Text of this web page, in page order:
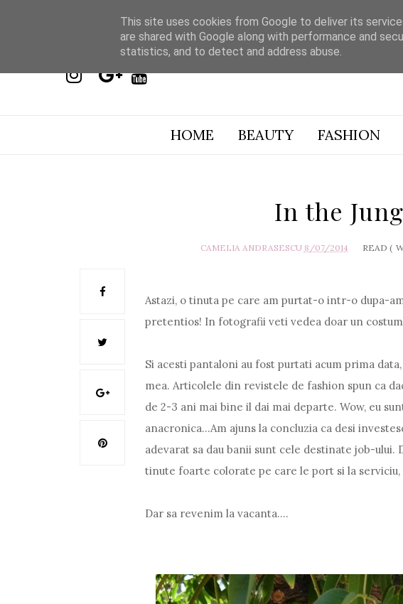
HOME BEAUTY FASHION
In the
CAMELIA ANDRASESCU 8/07/2014 READ (
Astazi, o tinuta pe care am purtat-o intr-o dupa-
pretentios! In fotografii veti vedea doar un
Si acesti pantaloni au fost purtati acum prima
mea. Articolele din revistele de fashion spun ca
de 2-3 ani mai bine il dai mai departe. Wow, eu
anacronica...Am ajuns la concluzia ca desi
adevarat sa dau banii sunt cele destinate job-ului.
tinute foarte colorate pe care le port si la
Dar sa revenim la vacanta....
This site uses cookies from Google to deliver its
are shared with Google along with performance and
statistics, and to detect and address abuse.